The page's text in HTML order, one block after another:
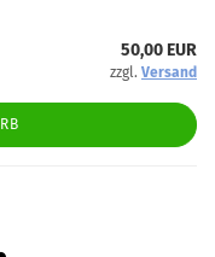
50,00 EUR
zzgl. Versand